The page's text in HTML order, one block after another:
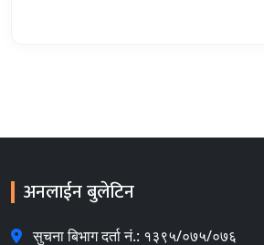
अनलाईन बुलेटिन
सुचना बिभाग दर्ता नं.: १३९५/०७५/०७६